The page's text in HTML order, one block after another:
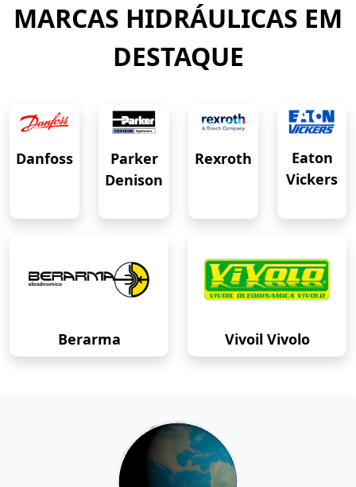
MARCAS HIDRÁULICAS EM
DESTAQUE
Danfoss
Parker
Denison
Rexroth
Eaton
Vickers
Berarma Vivoil Vivolo